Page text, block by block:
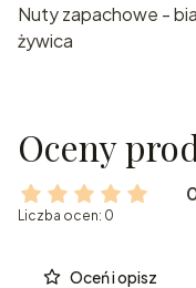
Nuty zapachowe -
żywica
Oceny
Liczba ocen: 0
Oceń i opisz